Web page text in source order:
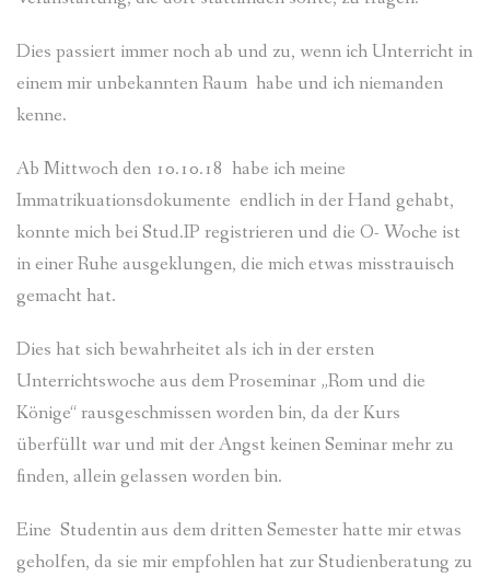
Dies passiert immer noch ab und zu, wenn ich Unterricht in
einem mir unbekannten Raum habe und ich niemanden
kenne.
Ab Mittwoch den 10.10.18 habe ich meine
Immatrikuationsdokumente endlich in der Hand gehabt,
konnte mich bei Stud.IP registrieren und die O- Woche ist
in einer Ruhe ausgeklungen, die mich etwas misstrauisch
gemacht hat.
Dies hat sich bewahrheitet als ich in der ersten
Unterrichtswoche aus dem Proseminar „Rom und die
Könige“ rausgeschmissen worden bin, da der Kurs
überfüllt war und mit der Angst keinen Seminar mehr zu
finden, allein gelassen worden bin.
Eine Studentin aus dem dritten Semester hatte mir etwas
geholfen, da sie mir empfohlen hat zur Studienberatung zu